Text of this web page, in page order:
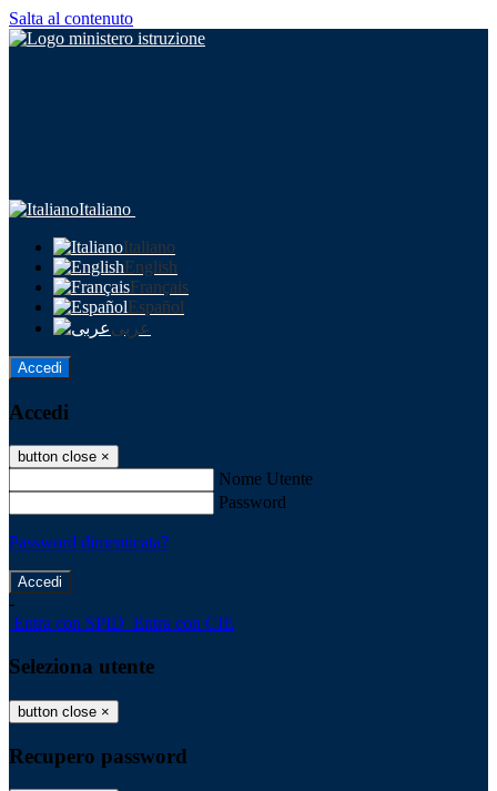
Salta al contenuto
Italiano
Italiano
English
Français
Español
عربى
Accedi
Accedi
button close ×
Nome Utente
Password
Password dimenticata?
-
Entra con SPID Entra con CIE
Seleziona utente
button close ×
Recupero password